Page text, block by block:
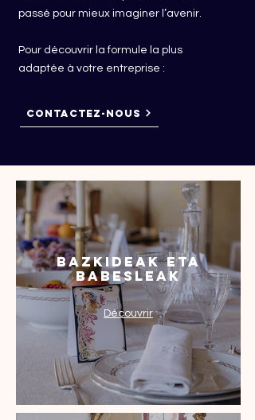
passé pour mieux imaginer l’avenir.
Pour découvrir la formule la plus
adaptée à votre entreprise :
CONTACTEZ-NOUS
Bazkideak eta
babesleak
Découvrir